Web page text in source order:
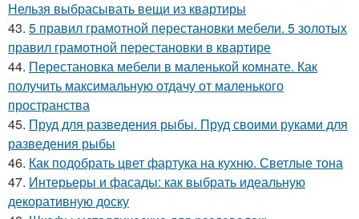
Нельзя выбрасывать вещи из квартиры
43. 5 правил грамотной перестановки мебели. 5 золотых
правил грамотной перестановки в квартире
44. Перестановка мебели в маленькой комнате. Как
получить максимальную отдачу от маленького
пространства
45. Пруд для разведения рыбы. Пруд своими руками для
разведения рыбы
46. Как подобрать цвет фартука на кухню. Светлые тона
47. Интерьеры и фасады: как выбрать идеальную
декоративную доску